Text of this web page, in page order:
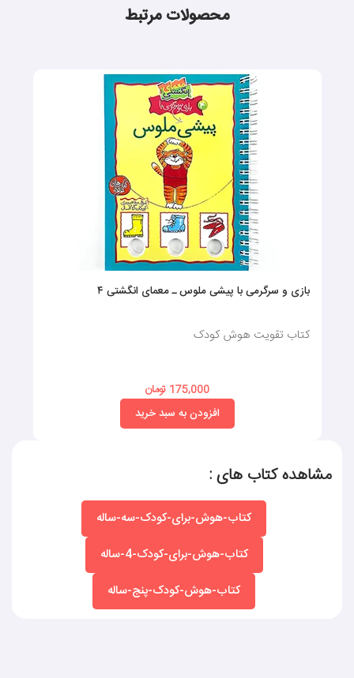
محصولات مرتبط
بازی و سرگرمی با پیشی ملوس ـ معمای انگشتی ۴
کتاب تقویت هوش کودک
175,000 تومان
افزودن به سبد خرید
مشاهده کتاب های :
کتاب-هوش-برای-کودک-سه-ساله
کتاب-هوش-برای-کودک-4-ساله
کتاب-هوش-کودک-پنج-ساله